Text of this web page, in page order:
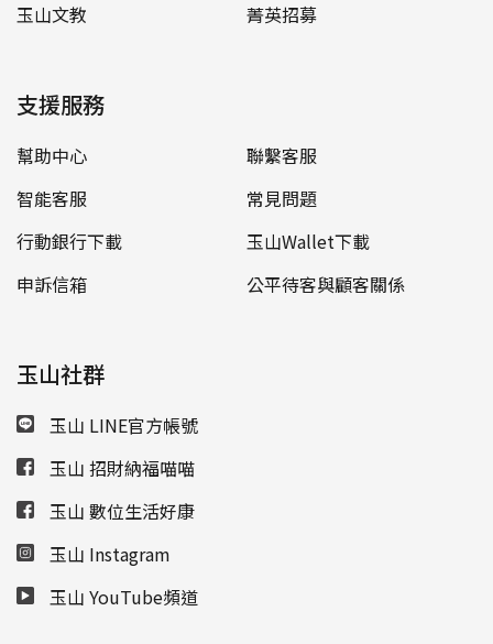
玉山文教
菁英招募
支援服務
幫助中心
聯繫客服
智能客服
常見問題
行動銀行下載
玉山Wallet下載
申訴信箱
公平待客與顧客關係
玉山社群
玉山 LINE官方帳號
玉山 招財納福喵喵
玉山 數位生活好康
玉山 Instagram
玉山 YouTube頻道